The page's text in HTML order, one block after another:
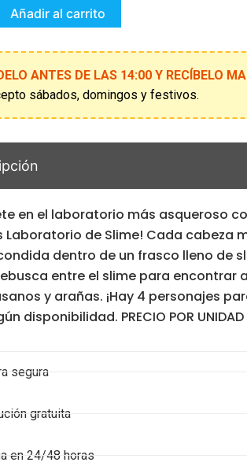
era:
19,99 €.5,00 €.
Añadir al carrito
ANTES DE LAS 14:00 Y RECÍBELO
sábados, domingos y festivos.
en el laboratorio más asqueroso
Laboratorio de Slime! Cada cabeza
dentro de un frasco lleno de
entre el slime para encontrar
y arañas. ¡Hay 4 personajes
disponibilidad. PRECIO POR UNIDAD
segura
gratuita
en 24/48 horas